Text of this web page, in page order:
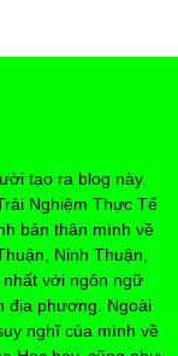
tạo ra blog này.
Nghiệm Thực Tế
bản thân mình về
Ninh Thuận,
với ngôn ngữ
địa phương. Ngoài
nghĩ của mình về